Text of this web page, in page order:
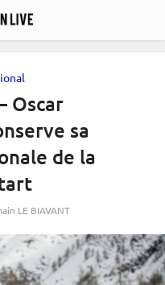
Oscar
sa
de la
LE BIAVANT